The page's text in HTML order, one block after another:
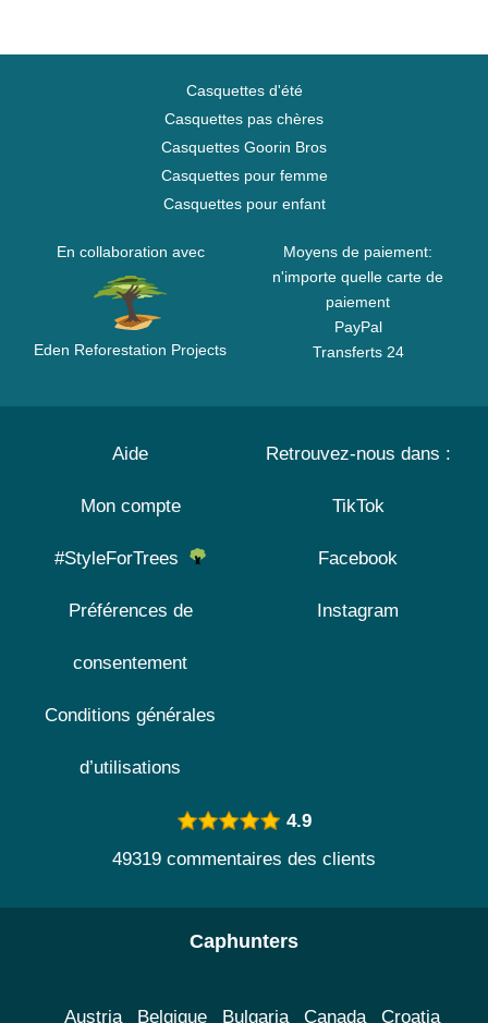
Casquettes d'été
Casquettes pas chères
Casquettes Goorin Bros
Casquettes pour femme
Casquettes pour enfant
En collaboration avec
Eden Reforestation Projects
Moyens de paiement:
n'importe quelle carte de
paiement
PayPal
Transferts 24
Aide
Mon compte
#StyleForTrees
Préférences de
consentement
Conditions générales
d’utilisations
Retrouvez-nous dans :
TikTok
Facebook
Instagram
4.9
49319 commentaires des clients
Caphunters
Austria Belgique Bulgaria Canada Croatia